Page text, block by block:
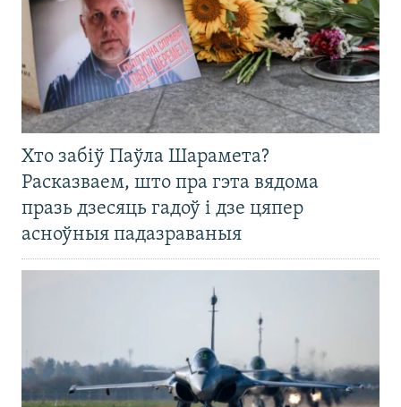
Хто забіў Паўла Шарамета?
Расказваем, што пра гэта вядома
празь дзесяць гадоў і дзе цяпер
асноўныя падазраваныя